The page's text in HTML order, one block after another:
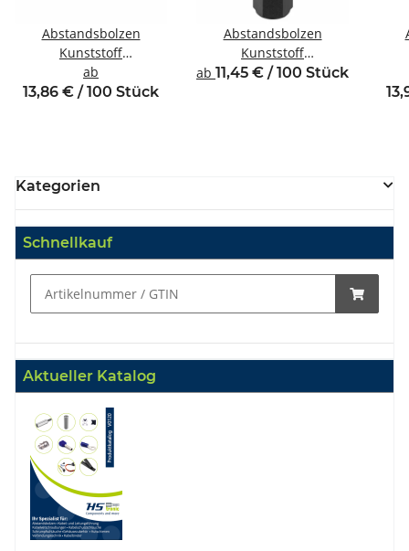
Abstandsbolzen
Kunststoff
Innen/Außengewinde
M4 SW8
ab
13,86 € / 100 Stück
Abstandsbolzen
Kunststoff
Innen/Innengewinde M3
ab 11,45 € / 100 Stück
Kategorien
Schnellkauf
Aktueller Katalog